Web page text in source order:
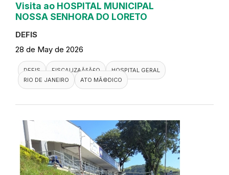
Visita ao HOSPITAL MUNICIPAL
NOSSA SENHORA DO LORETO
DEFIS
28 de May de 2026
DEFIS FISCALIZAÃ§Ã£O
HOSPITAL GERAL
RIO DE JANEIRO
ATO MÃ©DICO